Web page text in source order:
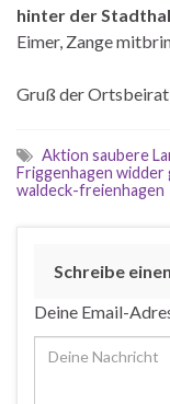
hinter der
Eimer, Zange
Gruß der
Aktion saubere
Friggenhagen widder
waldeck-freienhagen
Schreibe
Deine Email-